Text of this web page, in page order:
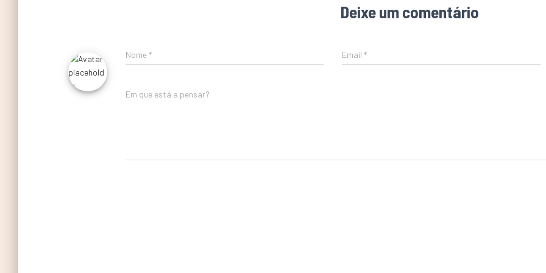
Deixe um comentário
Nome* Email*
Em que está a pensar?